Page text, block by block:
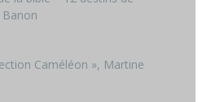
Caméléon », Martine